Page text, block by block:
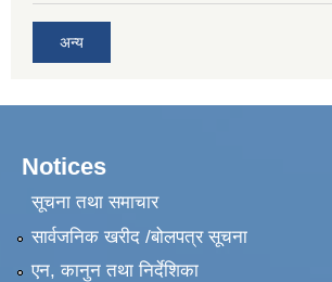
अन्य
Notices
सूचना तथा समाचार
सार्वजनिक खरीद /बोलपत्र सूचना
एन, कानुन तथा निर्देशिका